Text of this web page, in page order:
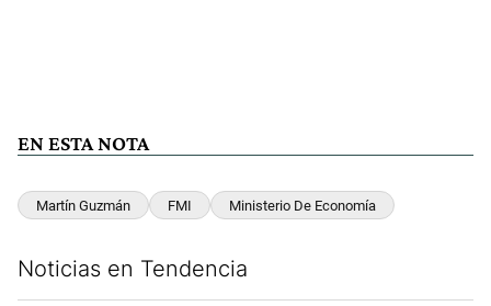
EN ESTA NOTA
Martín Guzmán FMI Ministerio De Economía
Noticias en Tendencia